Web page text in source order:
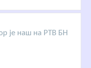
је наш на РТВ БН